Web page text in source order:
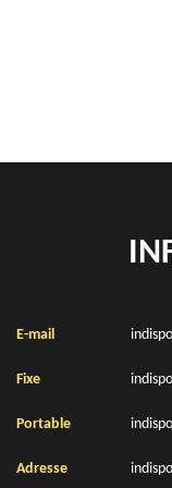
E-mail
Fixe
Portable
Adresse